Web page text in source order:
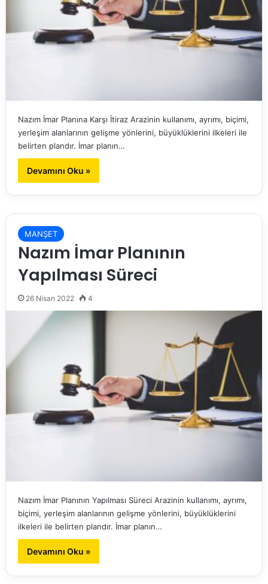
Nazım İmar Planına Karşı İtiraz Arazinin kullanımı, ayrımı, biçimi,
yerleşim alanlarının gelişme yönlerini, büyüklüklerini ilkeleri ile
belirten plandır. İmar planın…
Devamını Oku »
MANŞET
Nazım İmar Planının
Yapılması Süreci
26 Nisan 2022 4
Nazım İmar Planının Yapılması Süreci Arazinin kullanımı, ayrımı,
biçimi, yerleşim alanlarının gelişme yönlerini, büyüklüklerini
ilkeleri ile belirten plandır. İmar planın…
Devamını Oku »